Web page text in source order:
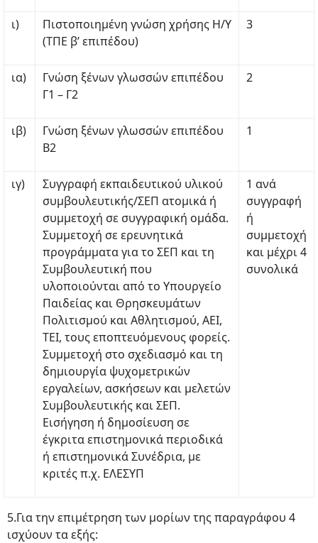
ι)
Πιστοποιημένη γνώση χρήσης Η/Υ
(ΤΠΕ β’ επιπέδου)
3
ια)
Γνώση ξένων γλωσσών επιπέδου
Γ1 – Γ2
2
ιβ)
Γνώση ξένων γλωσσών επιπέδου
Β2
1
ιγ)
Συγγραφή εκπαιδευτικού υλικού
συμβουλευτικής/ΣΕΠ ατομικά ή
συμμετοχή σε συγγραφική ομάδα.
Συμμετοχή σε ερευνητικά
προγράμματα για το ΣΕΠ και τη
Συμβουλευτική που
υλοποιούνται από το Υπουργείο
Παιδείας και Θρησκευμάτων
Πολιτισμού και Αθλητισμού, ΑΕΙ,
ΤΕΙ, τους εποπτευόμενους φορείς.
Συμμετοχή στο σχεδιασμό και τη
δημιουργία ψυχομετρικών
εργαλείων, ασκήσεων και μελετών
Συμβουλευτικής και ΣΕΠ.
Eισήγηση ή δημοσίευση σε
έγκριτα επιστημονικά περιοδικά
ή επιστημονικά Συνέδρια, με
κριτές π.χ. ΕΛΕΣΥΠ
1 ανά
συγγραφή
ή
συμμετοχή
και μέχρι 4
συνολικά
5.Για την επιμέτρηση των μορίων της παραγράφου 4
ισχύουν τα εξής: